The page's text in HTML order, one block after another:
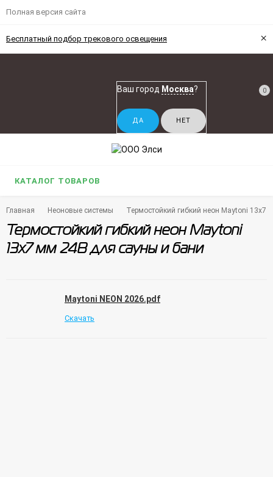
Полная версия сайта
Бесплатный подбор трекового освещения ×
Ваш город Москва? 0
КАТАЛОГ ТОВАРОВ
Главная Неоновые системы Термостойкий гибкий неон Maytoni
Термостойкий гибкий неон Maytoni
13х7 мм 24В для сауны и бани
Maytoni NEON 2026.pdf
Скачать